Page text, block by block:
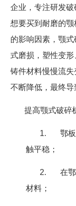
企业，专注研发
想要买到耐磨的
的影响因素，颚
式磨损，塑性变
铸件材料慢慢流
不断降低，最终导
提高颚式破碎
1.
鄂
触平稳；
2.
在
材料；